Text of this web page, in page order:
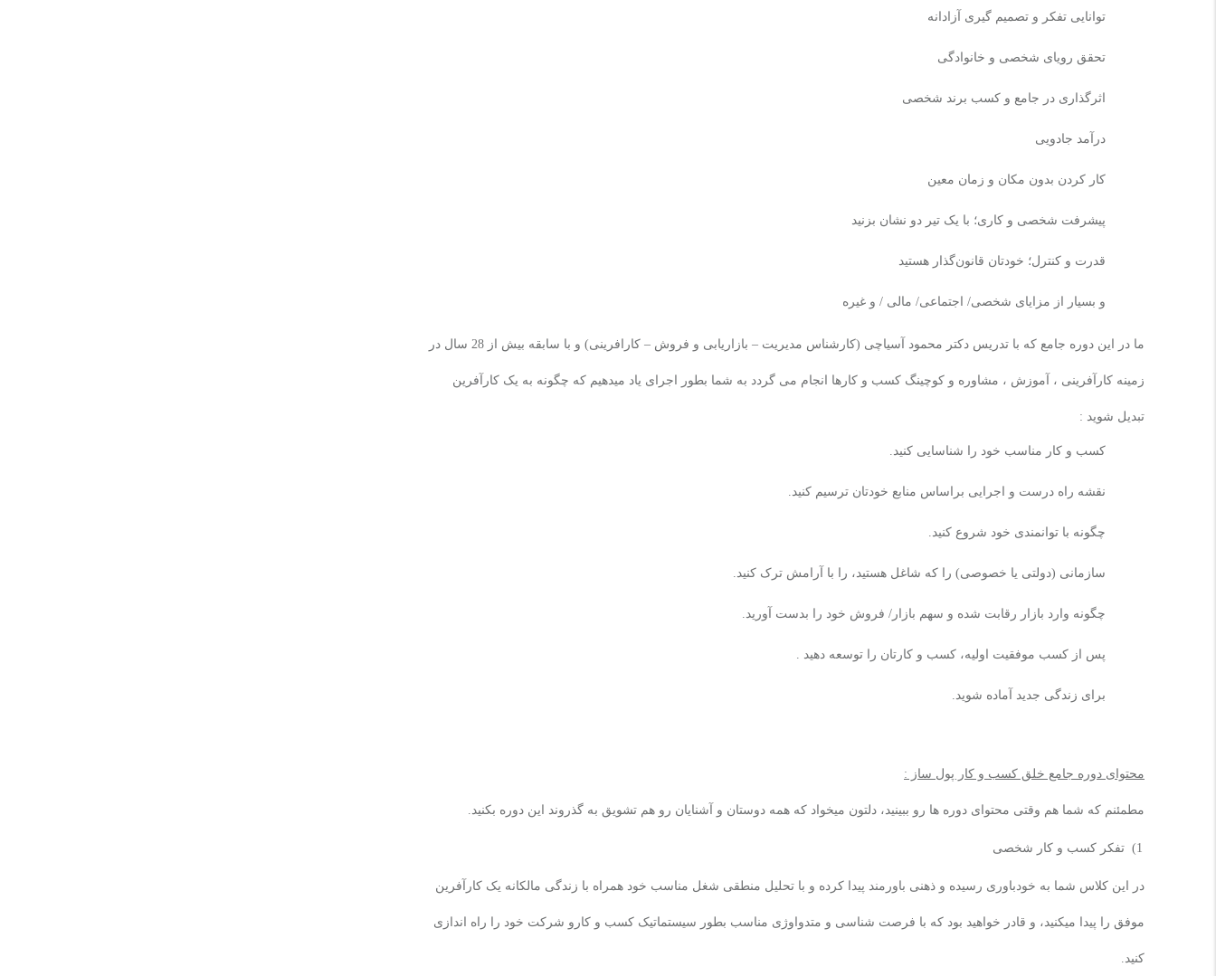
توانایی تفکر و تصمیم گیری آزادانه
تحقق رویای شخصی و خانوادگی
اثرگذاری در جامع و کسب برند شخصی
درآمد جادویی
کار کردن بدون مکان و زمان معین
پیشرفت شخصی و کاری؛ با یک تیر دو نشان بزنید
قدرت و کنترل؛ خودتان قانون‌گذار هستید
و بسیار از مزایای شخصی/ اجتماعی/ مالی / و غیره
ما در این دوره جامع که با تدریس دکتر محمود آسیاچی (کارشناس مدیریت – بازاریابی و فروش – کارافرینی) و با سابقه بیش از 28 سال در
زمینه کارآفرینی ، آموزش ، مشاوره و کوچینگ کسب و کارها انجام می گردد به شما بطور اجرای یاد میدهیم که چگونه به یک کارآفرین
تبدیل شوید :
کسب و کار مناسب خود را شناسایی کنید.
نقشه راه درست و اجرایی براساس منابع خودتان ترسیم کنید.
چگونه با توانمندی خود شروع کنید.
سازمانی (دولتی یا خصوصی) را که شاغل هستید، را با آرامش ترک کنید.
چگونه وارد بازار رقابت شده و سهم بازار/ فروش خود را بدست آورید.
پس از کسب موفقیت اولیه، کسب و کارتان را توسعه دهید .
برای زندگی جدید آماده شوید.
محتوای دوره جامع خلق کسب و کار پول ساز :
مطمئنم که شما هم وقتی محتوای دوره ها رو ببینید، دلتون میخواد که همه دوستان و آشنایان رو هم تشویق به گذروند این دوره بکنید.
1) تفکر کسب و کار شخصی
در این کلاس شما به خودباوری رسیده و ذهنی باورمند پیدا کرده و با تحلیل منطقی شغل مناسب خود همراه با زندگی مالکانه یک کارآفرین
موفق را پیدا میکنید، و قادر خواهید بود که با فرصت شناسی و متدواوژی مناسب بطور سیستماتیک کسب و کارو شرکت خود را راه اندازی
کنید.